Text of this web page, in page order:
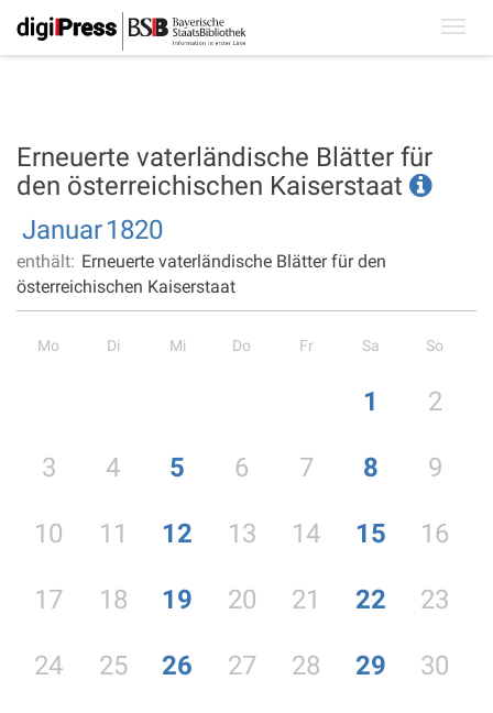
Erneuerte vaterländische Blätter für
den österreichischen Kaiserstaat
Januar1820
enthält: Erneuerte vaterländische Blätter für den
österreichischen Kaiserstaat
Mo Di Mi Do Fr Sa So
1 2
3 4 5 6 7 8 9
10 11 12 13 14 15 16
17 18 19 20 21 22 23
24 25 26 27 28 29 30